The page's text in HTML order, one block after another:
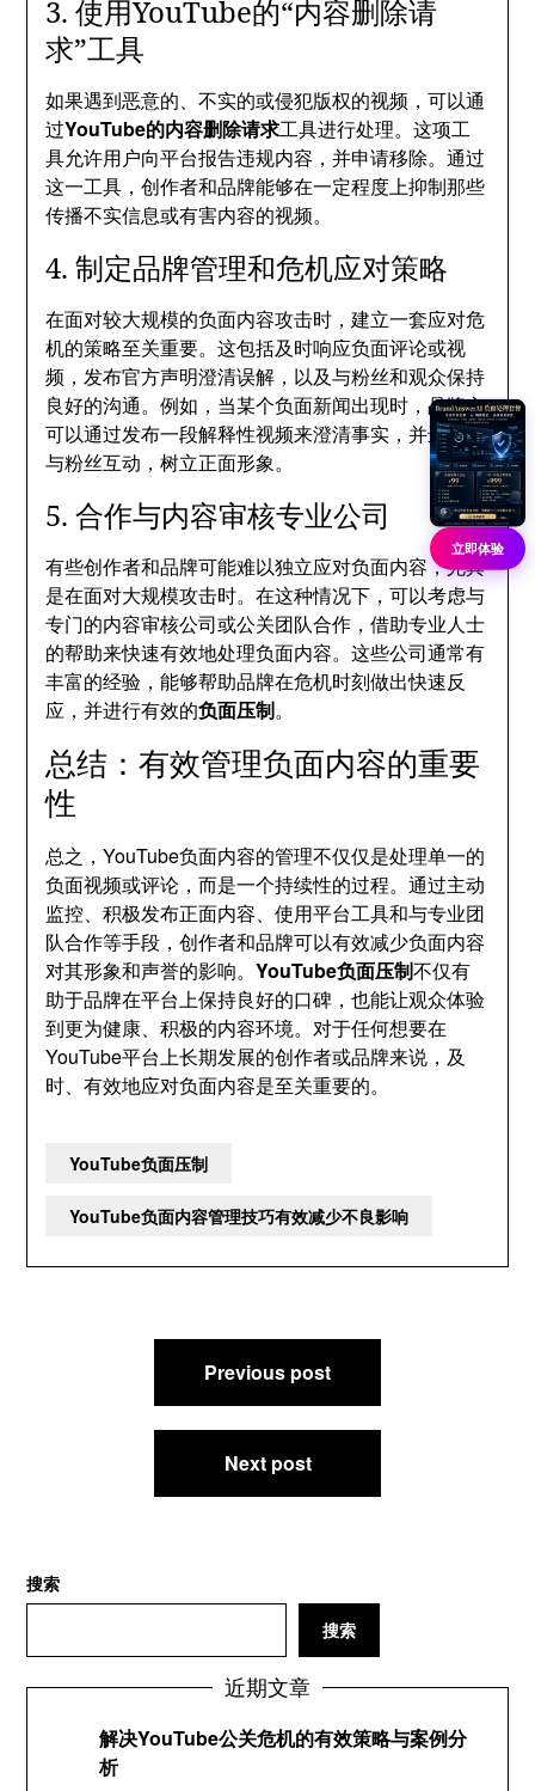
3. 使用YouTube的“内容删除请
求”工具
如果遇到恶意的、不实的或侵犯版权的视频，可以通
过YouTube的内容删除请求工具进行处理。这项工
具允许用户向平台报告违规内容，并申请移除。通过
这一工具，创作者和品牌能够在一定程度上抑制那些
传播不实信息或有害内容的视频。
4. 制定品牌管理和危机应对策略
在面对较大规模的负面内容攻击时，建立一套应对危
机的策略至关重要。这包括及时响应负面评论或视
频，发布官方声明澄清误解，以及与粉丝和观众保持
良好的沟通。例如，当某个负面新闻出现时，品牌方
可以通过发布一段解释性视频来澄清事实，并进一步
与粉丝互动，树立正面形象。
5. 合作与内容审核专业公司
有些创作者和品牌可能难以独立应对负面内容，尤其
是在面对大规模攻击时。在这种情况下，可以考虑与
专门的内容审核公司或公关团队合作，借助专业人士
的帮助来快速有效地处理负面内容。这些公司通常有
丰富的经验，能够帮助品牌在危机时刻做出快速反
应，并进行有效的负面压制。
总结：有效管理负面内容的重要
性
总之，YouTube负面内容的管理不仅仅是处理单一的
负面视频或评论，而是一个持续性的过程。通过主动
监控、积极发布正面内容、使用平台工具和与专业团
队合作等手段，创作者和品牌可以有效减少负面内容
对其形象和声誉的影响。YouTube负面压制不仅有
助于品牌在平台上保持良好的口碑，也能让观众体验
到更为健康、积极的内容环境。对于任何想要在
YouTube平台上长期发展的创作者或品牌来说，及
时、有效地应对负面内容是至关重要的。
YouTube负面压制
YouTube负面内容管理技巧有效减少不良影响
Previous post
Next post
搜索
搜索
近期文章
解决YouTube公关危机的有效策略与案例分
析
立即体验